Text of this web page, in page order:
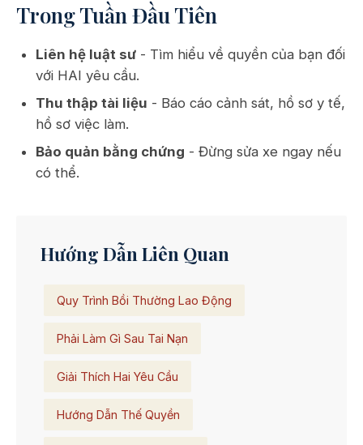
Trong Tuần Đầu Tiên
Liên hệ luật sư - Tìm hiểu về quyền của bạn đối
với HAI yêu cầu.
Thu thập tài liệu - Báo cáo cảnh sát, hồ sơ y tế,
hồ sơ việc làm.
Bảo quản bằng chứng - Đừng sửa xe ngay nếu
có thể.
Hướng Dẫn Liên Quan
Quy Trình Bồi Thường Lao Động
Phải Làm Gì Sau Tai Nạn
Giải Thích Hai Yêu Cầu
Hướng Dẫn Thế Quyền